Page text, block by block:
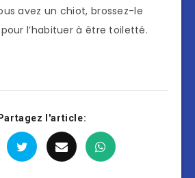
avez un chiot, brossez-le
l’habituer à être toiletté.
Partagez l'article: